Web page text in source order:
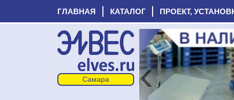
ГЛАВНАЯ КАТАЛОГ ПРОЕКТ,
‹